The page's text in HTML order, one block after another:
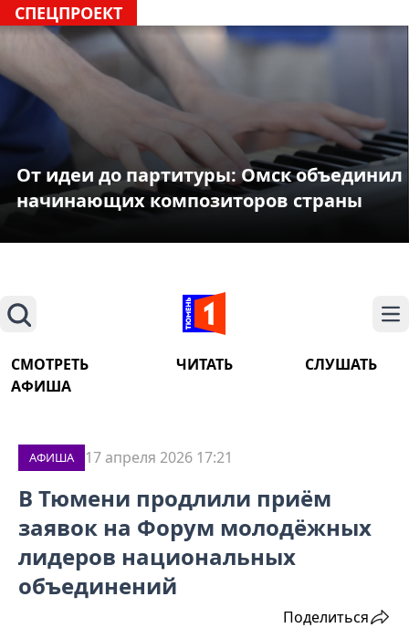
СПЕЦПРОЕКТ
От идеи до партитуры: Омск объединил
начинающих композиторов страны
Поиск
СМОТРЕТЬ ЧИТАТЬ
СЛУШАТЬ
АФИША
АФИША 17 апреля 2026 17:21
В Тюмени продлили приём
заявок на Форум молодёжных
лидеров национальных
объединений
Поделиться